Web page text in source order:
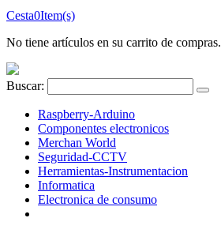
Cesta0Item(s)
No tiene artículos en su carrito de compras.
Buscar:
Raspberry-Arduino
Componentes electronicos
Merchan World
Seguridad-CCTV
Herramientas-Instrumentacion
Informatica
Electronica de consumo